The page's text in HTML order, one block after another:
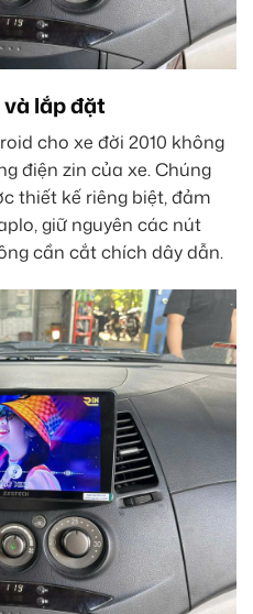
lắp đặt
cho xe đời 2010 không
điện zin của xe. Chúng
thiết kế riêng biệt, đảm
giữ nguyên các nút
cần cắt chích dây dẫn.